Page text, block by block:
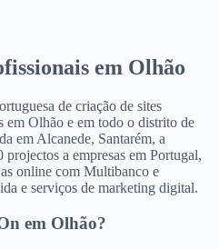
em Olhão
de criação de sites
em Olhão e em todo o distrito de
em Alcanede, Santarém, a
a empresas em Portugal,
online com Multibanco e
e serviços de marketing digital.
em Olhão?